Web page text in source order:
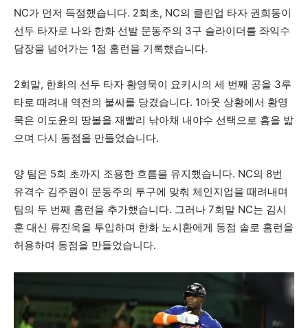
NC가 먼저 득점했습니다. 2회초, NC의 클린업 타자 권희동이
선두 타자로 나와 한화 선발 문동주의 3구 슬라이더를 좌익수
담장을 넘어가는 1점 홈런을 기록했습니다.
2회말, 한화의 선두 타자 황영묵이 요키시의 세 번째 공을 3루
타로 때려내 역전의 불씨를 당겼습니다. 1아웃 상황에서 황영
묵은 이도윤의 땅볼을 재빨리 낚아채 내야수 ​​선택으로 홈을 밟
으며 다시 동점을 만들었습니다.
양 팀은 5회 초까지 조용한 흐름을 유지했습니다. NC의 8번
유격수 김주원이 문동주의 투구에 맞춰 체인지업을 때려내며
팀의 두 번째 홈런을 추가했습니다. 그러나 7회말 NC는 김시
훈 대신 류진욱을 투입하며 한화 노시환에게 동점 솔로 홈런을
허용하며 동점을 만들었습니다.